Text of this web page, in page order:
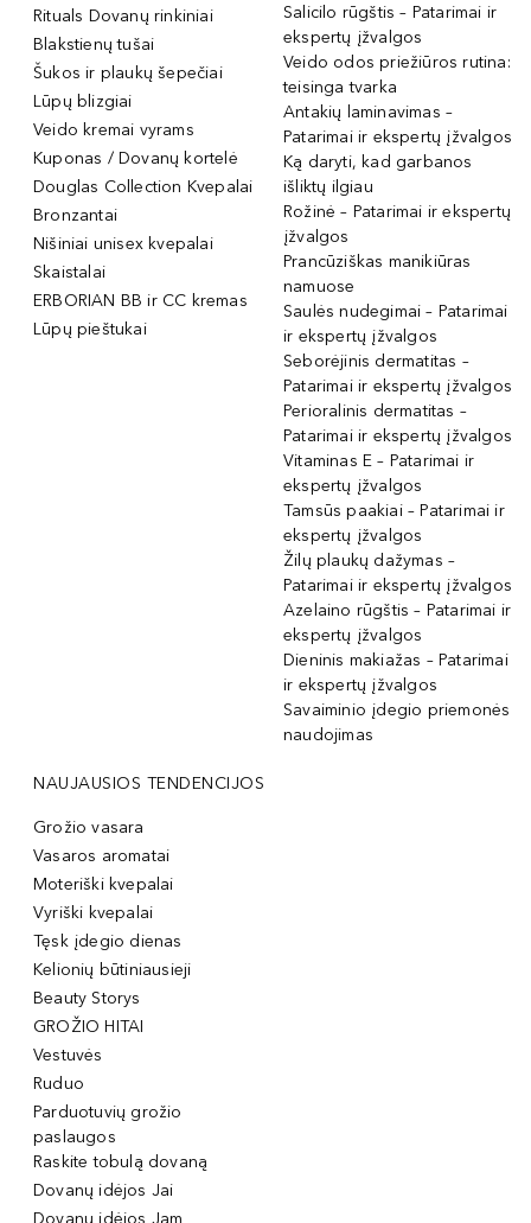
Rituals Dovanų rinkiniai
Blakstienų tušai
Šukos ir plaukų šepečiai
Lūpų blizgiai
Veido kremai vyrams
Kuponas / Dovanų kortelė
Douglas Collection Kvepalai
Bronzantai
Nišiniai unisex kvepalai
Skaistalai
ERBORIAN BB ir CC kremas
Lūpų pieštukai
Salicilo rūgštis – Patarimai ir
ekspertų įžvalgos
Veido odos priežiūros rutina:
teisinga tvarka
Antakių laminavimas –
Patarimai ir ekspertų įžvalgos
Ką daryti, kad garbanos
išliktų ilgiau
Rožinė – Patarimai ir ekspertų
įžvalgos
Prancūziškas manikiūras
namuose
Saulės nudegimai – Patarimai
ir ekspertų įžvalgos
Seborėjinis dermatitas –
Patarimai ir ekspertų įžvalgos
Perioralinis dermatitas –
Patarimai ir ekspertų įžvalgos
Vitaminas E – Patarimai ir
ekspertų įžvalgos
Tamsūs paakiai – Patarimai ir
ekspertų įžvalgos
Žilų plaukų dažymas –
Patarimai ir ekspertų įžvalgos
Azelaino rūgštis – Patarimai ir
ekspertų įžvalgos
Dieninis makiažas – Patarimai
ir ekspertų įžvalgos
Savaiminio įdegio priemonės
naudojimas
NAUJAUSIOS TENDENCIJOS
Grožio vasara
Vasaros aromatai
Moteriški kvepalai
Vyriški kvepalai
Tęsk įdegio dienas
Kelionių būtiniausieji
Beauty Storys
GROŽIO HITAI
Vestuvės
Ruduo
Parduotuvių grožio
paslaugos
Raskite tobulą dovaną
Dovanų idėjos Jai
Dovanų idėjos Jam